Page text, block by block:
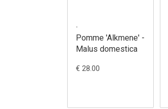
.
Pomme 'Alkmene' -
Malus domestica
€ 28.00